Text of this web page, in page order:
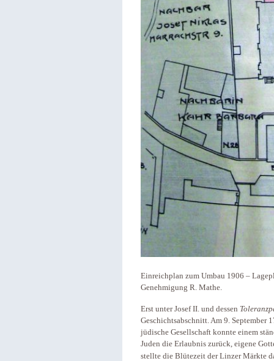
Einreichplan zum Umbau 1906 –
Genehmigung R. Mathe.
Erst unter Josef II. und dessen
Geschichtsabschnitt.Am 9. September
jüdische Gesellschaft konnte einem
Juden die Erlaubnis zurück, eigene
stellte die Blütezeit der Linzer Märkte